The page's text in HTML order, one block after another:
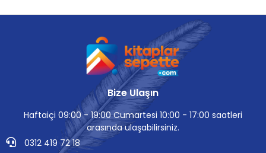
Bize Ulaşın
Haftaiçi 09:00 - 19:00 Cumartesi 10:00 - 17:00 saatleri
arasında ulaşabilirsiniz.
0312 419 72 18